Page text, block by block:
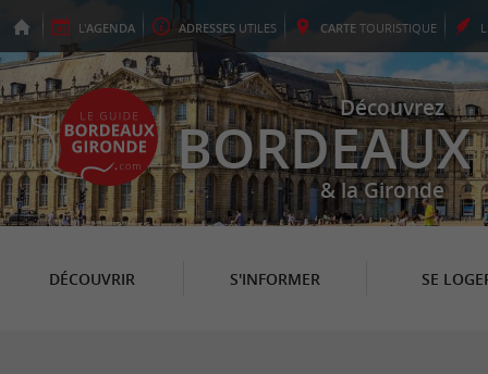
L'AGENDA ADRESSES UTILES CARTE TOURISTIQUE
Découvrez
BORDEAUX
& la Gironde
DÉCOUVRIR S'INFORMER SE